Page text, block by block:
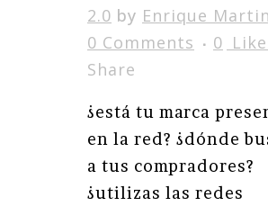
2.0 by Enrique
0 Comments
0
Share
¿está tu marca
en la red? ¿dónde
a tus compradores?
¿utilizas las redes